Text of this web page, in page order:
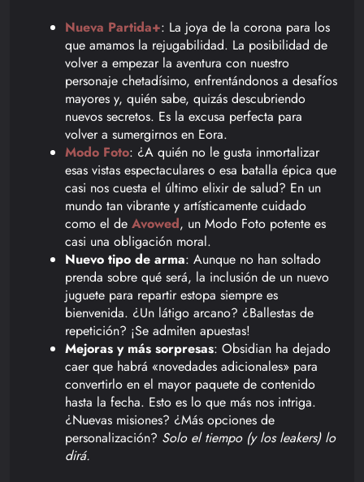
Nueva Partida+: La joya de la corona para los
que amamos la rejugabilidad. La posibilidad de
volver a empezar la aventura con nuestro
personaje chetadísimo, enfrentándonos a desafíos
mayores y, quién sabe, quizás descubriendo
nuevos secretos. Es la excusa perfecta para
volver a sumergirnos en Eora.
Modo Foto: ¿A quién no le gusta inmortalizar
esas vistas espectaculares o esa batalla épica que
casi nos cuesta el último elixir de salud? En un
mundo tan vibrante y artísticamente cuidado
como el de Avowed, un Modo Foto potente es
casi una obligación moral.
Nuevo tipo de arma: Aunque no han soltado
prenda sobre qué será, la inclusión de un nuevo
juguete para repartir estopa siempre es
bienvenida. ¿Un látigo arcano? ¿Ballestas de
repetición? ¡Se admiten apuestas!
Mejoras y más sorpresas: Obsidian ha dejado
caer que habrá «novedades adicionales» para
convertirlo en el mayor paquete de contenido
hasta la fecha. Esto es lo que más nos intriga.
¿Nuevas misiones? ¿Más opciones de
personalización? Solo el tiempo (y los leakers) lo
dirá.